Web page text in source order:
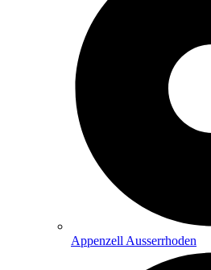
Appenzell Ausserrhoden